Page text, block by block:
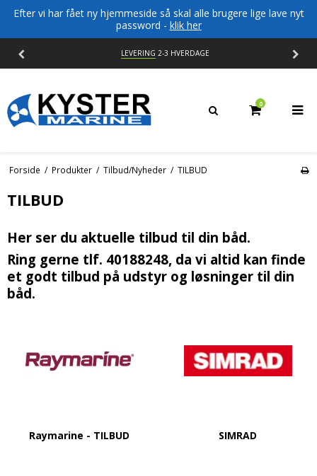
Efter vi har fået ny hjemmeside så skal alle brugere lige lave nyt
password - klik her
LEVERING 2-3 HVERDAGE
0
Forside / Produkter / Tilbud/Nyheder / TILBUD
TILBUD
Her ser du aktuelle tilbud til din båd.
Ring gerne tlf. 40188248, da vi altid kan finde
et godt tilbud på udstyr og løsninger til din
båd.
Raymarine - TILBUD SIMRAD